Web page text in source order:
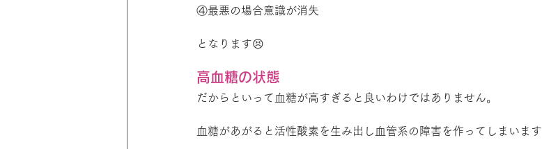
④最悪の場合意識が消失
となります😣
高血糖の状態
だからといって血糖が高すぎると良いわけではありません。
血糖があがると活性酸素を生み出し血管系の障害を作ってしまいます